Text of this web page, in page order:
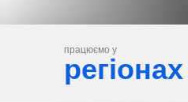
працюємо у
регіонах